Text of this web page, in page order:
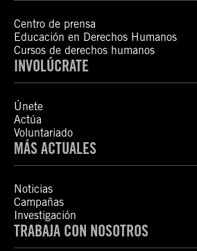
Centro de prensa
Educación en Derechos Humanos
Cursos de derechos humanos
INVOLÚCRATE
Únete
Actúa
Voluntariado
MÁS ACTUALES
Noticias
Campañas
Investigación
TRABAJA CON NOSOTROS